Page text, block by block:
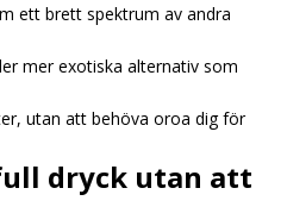
ett brett spektrum av andra
mer exotiska alternativ som
utan att behöva oroa dig för
dryck utan att